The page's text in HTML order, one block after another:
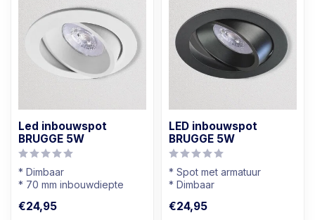
Led inbouwspot
BRUGGE 5W
* Dimbaar
* 70 mm inbouwdiepte
* Wit armatuur
€24,95
LED inbouwspot
BRUGGE 5W
* Spot met armatuur
* Dimbaar
* Zwart armatuur
€24,95